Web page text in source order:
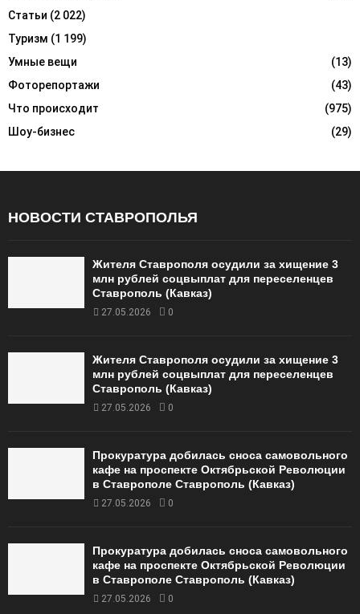
Статьи (2 022)
Туризм (1 199)
Умные вещи
(13)
Фоторепортажи
(43)
Что происходит
(975)
Шоу-бизнес
(29)
НОВОСТИ СТАВРОПОЛЬЯ
Жителя Ставрополя осудили за хищение 3
млн рублей соцвыплат для переселенцев
Ставрополь (Кавказ)
27.05.2026 0
Жителя Ставрополя осудили за хищение 3
млн рублей соцвыплат для переселенцев
Ставрополь (Кавказ)
27.05.2026 0
Прокуратура добилась сноса самовольного
кафе на проспекте Октябрьской Революции
в Ставрополе Ставрополь (Кавказ)
27.05.2026 0
Прокуратура добилась сноса самовольного
кафе на проспекте Октябрьской Революции
в Ставрополе Ставрополь (Кавказ)
27.05.2026 0